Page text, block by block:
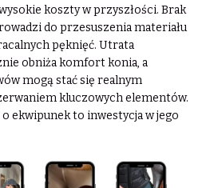
koszty w przyszłości. Brak
do przesuszenia materiału
pęknięć. Utrata
obniża komfort konia, a
mogą stać się realnym
kluczowych elementów.
ekwipunek to inwestycja w jego